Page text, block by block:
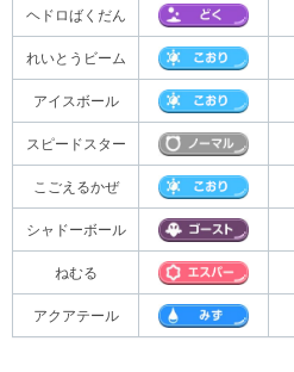
ヘドロばくだん
れいとうビーム
アイスボール
スピードスター
こごえるかぜ
シャドーボール
ねむる
アクアテール